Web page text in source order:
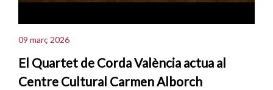
09 març 2026
El Quartet de Corda València actua al
Centre Cultural Carmen Alborch